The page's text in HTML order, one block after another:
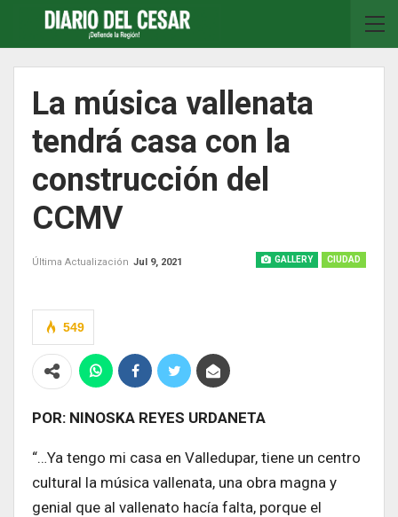
La música vallenata
tendrá casa con la
construcción del
CCMV
GALLERY CIUDAD
Última Actualización Jul 9, 2021
549
POR: NINOSKA REYES URDANETA
“…Ya tengo mi casa en Valledupar, tiene un centro
cultural la música vallenata, una obra magna y
genial que al vallenato hacía falta, porque el